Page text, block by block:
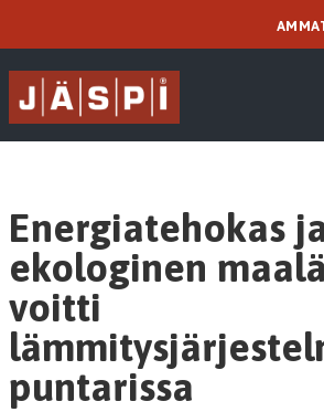
Energiatehokas
ekologinen
voitti
puntarissa